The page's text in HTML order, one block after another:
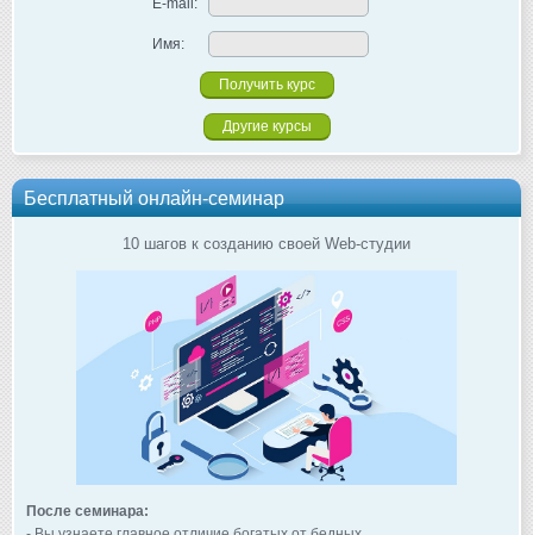
E-mail:
Имя:
Другие курсы
Бесплатный онлайн-семинар
10 шагов к созданию своей Web-студии
После семинара: